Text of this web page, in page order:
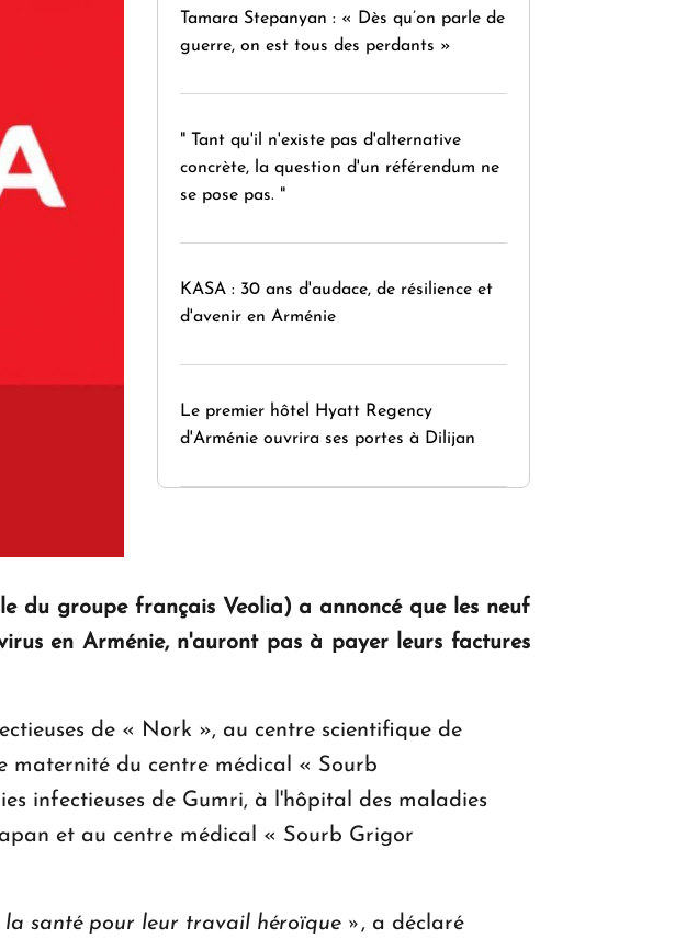
Tamara Stepanyan : « Dès qu’on parle de
guerre, on est tous des perdants »
" Tant qu'il n'existe pas d'alternative
concrète, la question d'un référendum ne
se pose pas. "
KASA : 30 ans d'audace, de résilience et
d'avenir en Arménie
Le premier hôtel Hyatt Regency
d'Arménie ouvrira ses portes à Dilijan
du groupe français Veolia) a annoncé que les neuf
en Arménie, n'auront pas à payer leurs factures
de « Nork », au centre scientifique de
maternité du centre médical « Sourb
infectieuses de Gumri, à l'hôpital des maladies
et au centre médical « Sourb Grigor
la santé pour leur travail héroïque », a déclaré